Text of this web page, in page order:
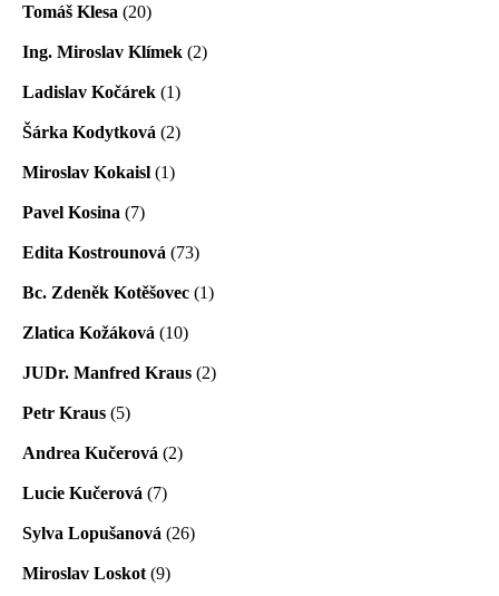
Tomáš Klesa (20)
Ing. Miroslav Klímek (2)
Ladislav Kočárek (1)
Šárka Kodytková (2)
Miroslav Kokaisl (1)
Pavel Kosina (7)
Edita Kostrounová (73)
Bc. Zdeněk Kotěšovec (1)
Zlatica Kožáková (10)
JUDr. Manfred Kraus (2)
Petr Kraus (5)
Andrea Kučerová (2)
Lucie Kučerová (7)
Sylva Lopušanová (26)
Miroslav Loskot (9)